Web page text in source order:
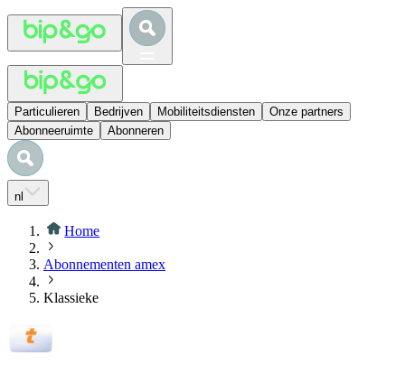
Particulieren Bedrijven Mobiliteitsdiensten
Onze partners
Abonneeruimte
Abonneren
nl
Home
Abonnementen amex
Klassieke